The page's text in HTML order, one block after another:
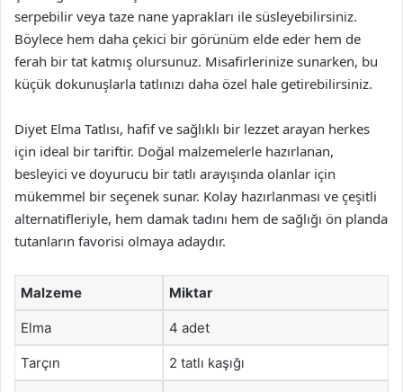
serpebilir veya taze nane yaprakları ile süsleyebilirsiniz.
Böylece hem daha çekici bir görünüm elde eder hem de
ferah bir tat katmış olursunuz. Misafirlerinize sunarken, bu
küçük dokunuşlarla tatlınızı daha özel hale getirebilirsiniz.
Diyet Elma Tatlısı, hafif ve sağlıklı bir lezzet arayan herkes
için ideal bir tariftir. Doğal malzemelerle hazırlanan,
besleyici ve doyurucu bir tatlı arayışında olanlar için
mükemmel bir seçenek sunar. Kolay hazırlanması ve çeşitli
alternatifleriyle, hem damak tadını hem de sağlığı ön planda
tutanların favorisi olmaya adaydır.
Malzeme Miktar
Elma 4 adet
Tarçın 2 tatlı kaşığı